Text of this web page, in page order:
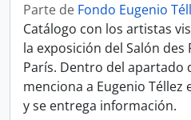
Parte de Fondo Eugenio
Catálogo con los artistas
la exposición del Salón des
París. Dentro del apartado
menciona a Eugenio
y se entrega información.